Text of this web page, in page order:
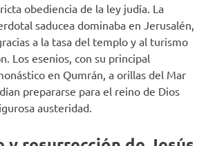
obediencia de la ley judía. La
saducea dominaba en Jerusalén,
a la tasa del templo y al turismo
Los esenios, con su principal
en Qumrán, a orillas del Mar
prepararse para el reino de Dios
austeridad.